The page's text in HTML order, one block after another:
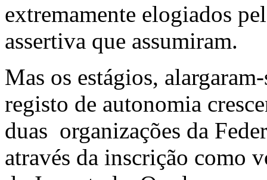
extremamente elogiados
assertiva que assumiram.
Mas os estágios,
registo de autonomia
duas organizações da
através da inscrição como